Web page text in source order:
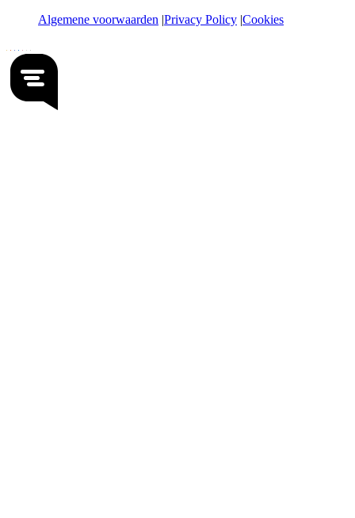
Algemene voorwaarden Privacy Policy Cookies